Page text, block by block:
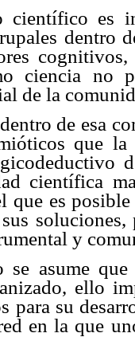
científico es
dentro
ciencia no
de la
de esa
que
científica
que es
y
se asume
ello
para su
en la que